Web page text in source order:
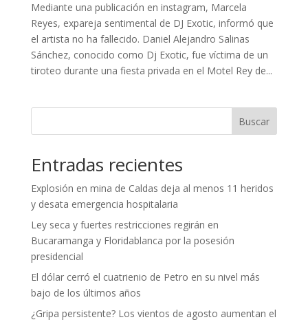
Mediante una publicación en instagram, Marcela
Reyes, expareja sentimental de DJ Exotic, informó que
el artista no ha fallecido. Daniel Alejandro Salinas
Sánchez, conocido como Dj Exotic, fue víctima de un
tiroteo durante una fiesta privada en el Motel Rey de...
Buscar
Entradas recientes
Explosión en mina de Caldas deja al menos 11 heridos
y desata emergencia hospitalaria
Ley seca y fuertes restricciones regirán en
Bucaramanga y Floridablanca por la posesión
presidencial
El dólar cerró el cuatrienio de Petro en su nivel más
bajo de los últimos años
¿Gripa persistente? Los vientos de agosto aumentan el